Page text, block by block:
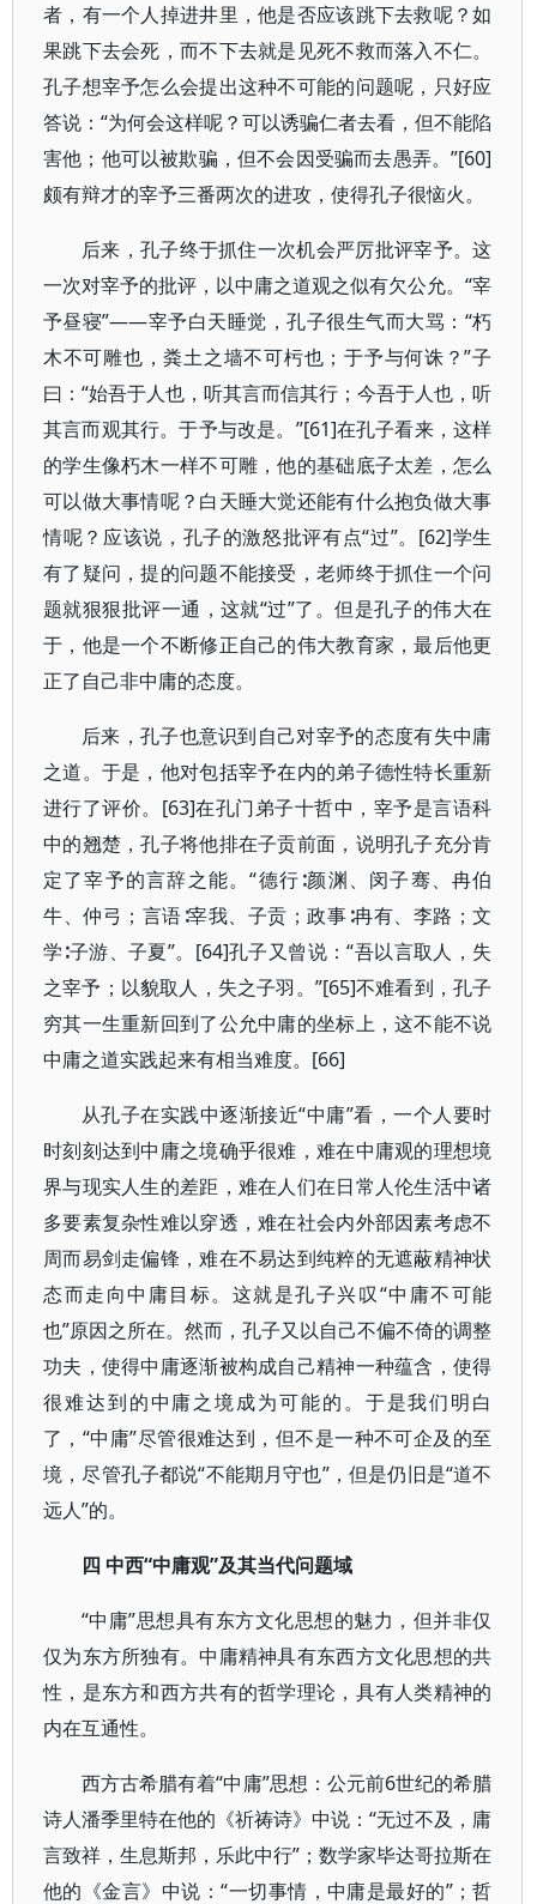
者，有一个人掉进井里，他是否应该跳下去救呢？如
果跳下去会死，而不下去就是见死不救而落入不仁。
孔子想宰予怎么会提出这种不可能的问题呢，只好应
答说：“为何会这样呢？可以诱骗仁者去看，但不能陷
害他；他可以被欺骗，但不会因受骗而去愚弄。”[60]
颇有辩才的宰予三番两次的进攻，使得孔子很恼火。
后来，孔子终于抓住一次机会严厉批评宰予。这
一次对宰予的批评，以中庸之道观之似有欠公允。“宰
予昼寝”——宰予白天睡觉，孔子很生气而大骂：“朽
木不可雕也，粪土之墙不可杇也；于予与何诛？”子
曰：“始吾于人也，听其言而信其行；今吾于人也，听
其言而观其行。于予与改是。”[61]在孔子看来，这样
的学生像朽木一样不可雕，他的基础底子太差，怎么
可以做大事情呢？白天睡大觉还能有什么抱负做大事
情呢？应该说，孔子的激怒批评有点“过”。[62]学生
有了疑问，提的问题不能接受，老师终于抓住一个问
题就狠狠批评一通，这就“过”了。但是孔子的伟大在
于，他是一个不断修正自己的伟大教育家，最后他更
正了自己非中庸的态度。
后来，孔子也意识到自己对宰予的态度有失中庸
之道。于是，他对包括宰予在内的弟子德性特长重新
进行了评价。[63]在孔门弟子十哲中，宰予是言语科
中的翘楚，孔子将他排在子贡前面，说明孔子充分肯
定了宰予的言辞之能。“德行∶颜渊、闵子骞、冉伯
牛、仲弓；言语∶宰我、子贡；政事∶冉有、李路；文
学∶子游、子夏”。[64]孔子又曾说：“吾以言取人，失
之宰予；以貌取人，失之子羽。”[65]不难看到，孔子
穷其一生重新回到了公允中庸的坐标上，这不能不说
中庸之道实践起来有相当难度。[66]
从孔子在实践中逐渐接近“中庸”看，一个人要时
时刻刻达到中庸之境确乎很难，难在中庸观的理想境
界与现实人生的差距，难在人们在日常人伦生活中诸
多要素复杂性难以穿透，难在社会内外部因素考虑不
周而易剑走偏锋，难在不易达到纯粹的无遮蔽精神状
态而走向中庸目标。这就是孔子兴叹“中庸不可能
也”原因之所在。然而，孔子又以自己不偏不倚的调整
功夫，使得中庸逐渐被构成自己精神一种蕴含，使得
很难达到的中庸之境成为可能的。于是我们明白
了，“中庸”尽管很难达到，但不是一种不可企及的至
境，尽管孔子都说“不能期月守也”，但是仍旧是“道不
远人”的。
四 中西“中庸观”及其当代问题域
“中庸”思想具有东方文化思想的魅力，但并非仅
仅为东方所独有。中庸精神具有东西方文化思想的共
性，是东方和西方共有的哲学理论，具有人类精神的
内在互通性。
西方古希腊有着“中庸”思想：公元前6世纪的希腊
诗人潘季里特在他的《祈祷诗》中说：“无过不及，庸
言致祥，生息斯邦，乐此中行”；数学家毕达哥拉斯在
他的《金言》中说：“一切事情，中庸是最好的”；哲